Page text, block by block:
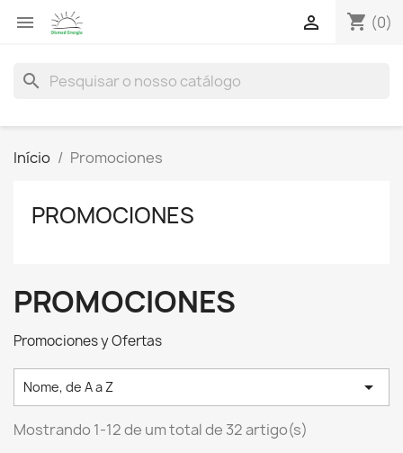
 shopping_cart (0)

search
Início Promociones
PROMOCIONES
PROMOCIONES
Promociones y Ofertas
Nome, de A a Z 
Mostrando 1-12 de um total de 32 artigo(s)